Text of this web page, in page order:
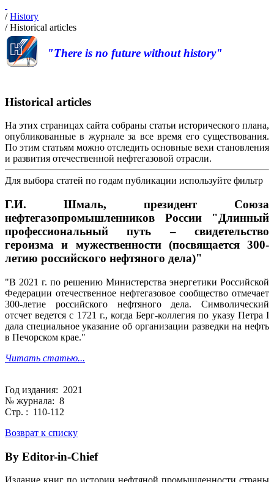
/History
/Historical articles
"There is no future without history"
Historical articles
На этих страницах сайта собраны статьи исторического плана,
опубликованные в журнале за все время его существования.
По этим статьям можно отследить основные вехи становления
и развития отечественной нефтегазовой отрасли.
Для выбора статей по годам публикации используйте фильтр
Г.И. Шмаль, президент Союза
нефтегазопромышленников России "Длинный
профессиональный путь – свидетельство
героизма и мужественности (посвящается 300-
летию российского нефтяного дела)"
"В 2021 г. по решению Министерства энергетики Российской
Федерации отечественное нефтегазовое сообщество отмечает
300-летие российского нефтяного дела. Символический
отсчет ведется с 1721 г., когда Берг-коллегия по указу Петра I
дала специальное указание об организации разведки на нефть
в Печорском крае."
Читать статью...
Год издания: 2021
№ журнала: 8
Стр. : 110-112
Возврат к списку
By Editor-in-Chief